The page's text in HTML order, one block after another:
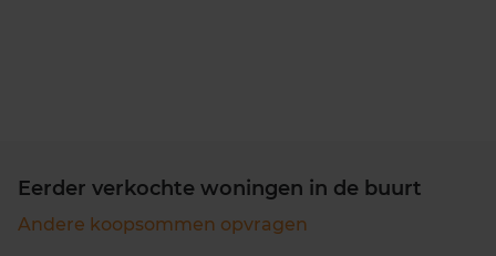
Eerder verkochte woningen in de buurt
Andere koopsommen opvragen